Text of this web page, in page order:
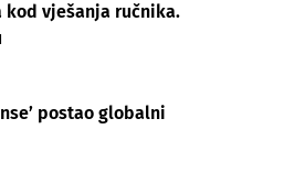
kod vješanja ručnika.
postao globalni